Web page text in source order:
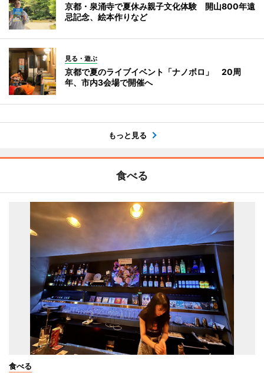
京都・泉涌寺で夏休み親子文化体験 開山800年遠
忌記念、絵本作りなど
見る・遊ぶ
京都で夏のライブイベント「ナノボロ」 20周
年、市内3会場で開催へ
もっと見る
食べる
食べる